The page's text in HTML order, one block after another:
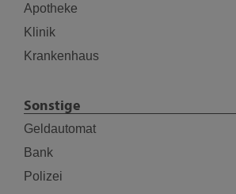
Apotheke
Klinik
Krankenhaus
Sonstige
Geldautomat
Bank
Polizei